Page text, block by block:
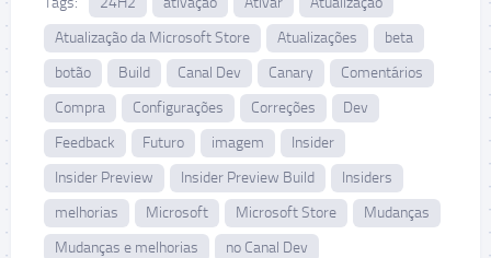
Atualização da Microsoft Store
Atualizações
beta
botão
Build Canal Dev Canary
Comentários
Compra
Configurações Correções
Dev
Feedback
Futuro imagem
Insider
Insider Preview
Insider Preview Build
Insiders
melhorias
Microsoft Microsoft Store
Mudanças
Mudanças e melhorias
no Canal Dev